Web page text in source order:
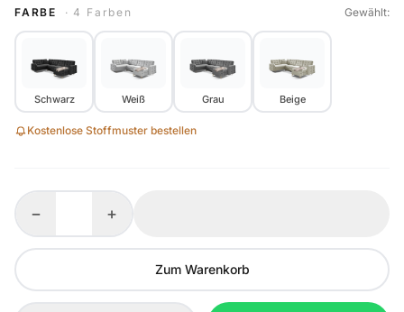
FARBE · 4 Farben Gewählt:
Schwarz Weiß Grau Beige
Kostenlose Stoffmuster bestellen
− +
Zum Warenkorb